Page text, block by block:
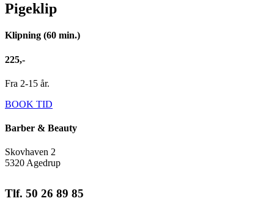
Pigeklip
Klipning (60 min.)
225,-
Fra 2-15 år.
BOOK TID
Barber & Beauty
Skovhaven 2
5320 Agedrup
Tlf. 50 26 89 85